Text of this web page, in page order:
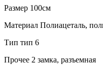
Размер 100см
Материал Полиацеталь,
Тип тип 6
Прочее 2 замка, разъемная